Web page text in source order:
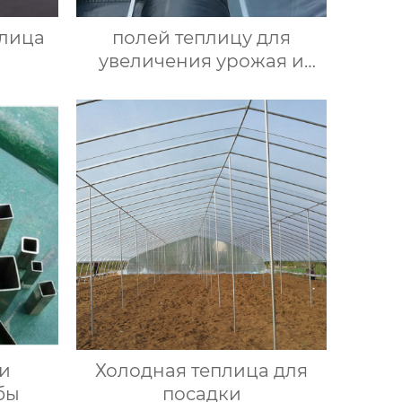
полей теплицу для
увеличения урожая и
культур
Холодная теплица для
посадки